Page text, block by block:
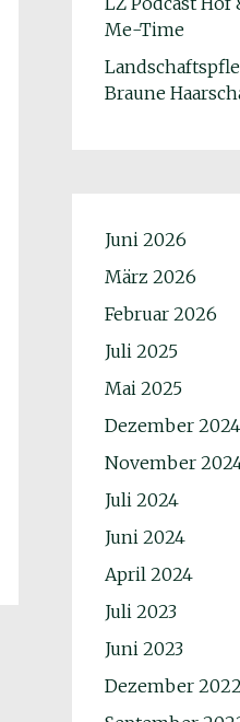
Me-Time
Braune
Juni 2026
März 2026
Februar 2026
Juli 2025
Mai 2025
Dezember 2024
November
Juli 2024
Juni 2024
April 2024
Juli 2023
Juni 2023
Dezember 2022